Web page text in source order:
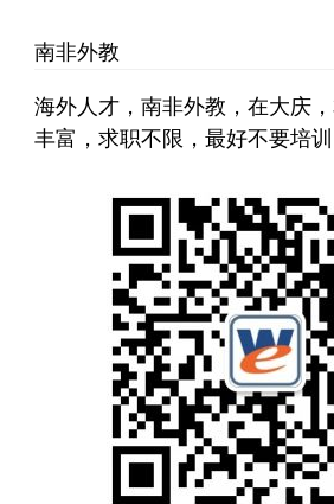
南非外教
海外人才，南非外教，在大庆
丰富，求职不限，最好不要培训